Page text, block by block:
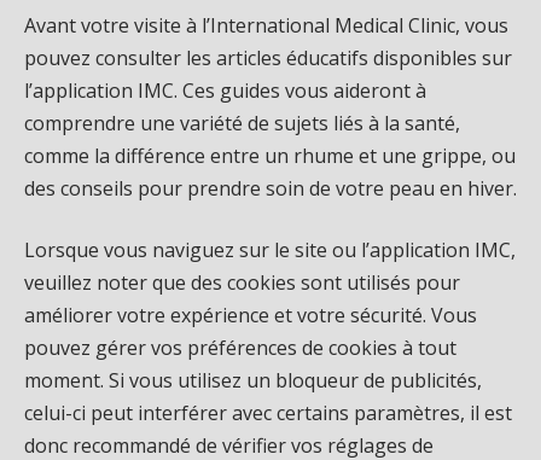
Avant votre visite à l’International Medical Clinic, vous
pouvez consulter les articles éducatifs disponibles sur
l’application IMC. Ces guides vous aideront à
comprendre une variété de sujets liés à la santé,
comme la différence entre un rhume et une grippe, ou
des conseils pour prendre soin de votre peau en hiver.
Lorsque vous naviguez sur le site ou l’application IMC,
veuillez noter que des cookies sont utilisés pour
améliorer votre expérience et votre sécurité. Vous
pouvez gérer vos préférences de cookies à tout
moment. Si vous utilisez un bloqueur de publicités,
celui-ci peut interférer avec certains paramètres, il est
donc recommandé de vérifier vos réglages de